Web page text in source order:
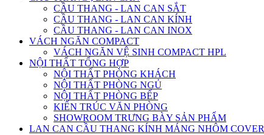
CẦU THANG - LAN CAN SẮT
CẦU THANG - LAN CAN KÍNH
CẦU THANG - LAN CAN INOX
VÁCH NGĂN COMPACT
VÁCH NGĂN VỆ SINH COMPACT HPL
NỘI THẤT TỔNG HỢP
NỘI THẤT PHÒNG KHÁCH
NỘI THẤT PHÒNG NGỦ
NỘI THẤT PHÒNG BẾP
KIẾN TRÚC VĂN PHÒNG
SHOWROOM TRƯNG BÀY SẢN PHẨM
LAN CAN CẦU THANG KÍNH MÁNG NHÔM COVER